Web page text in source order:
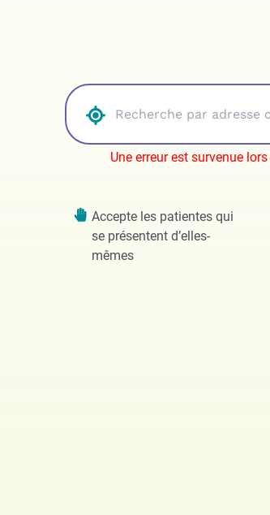
Une erreur est survenue
Accepte les patientes qui
se présentent d’elles-
mêmes